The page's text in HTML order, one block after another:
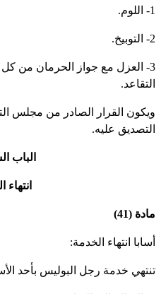
3- العزل مع جواز الحرمان من كل
القرار الصادر من مجلس
عليه.
الباب
انتهاء
(41)
انتهاء الخدمة:
خدمة رجل البوليس بأحد